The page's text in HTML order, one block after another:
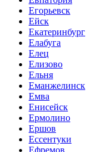
Егорьевск
Ейск
Екатеринбург
Елабуга
Елец
Елизово
Ельня
Еманжелинск
Емва
Енисейск
Ермолино
Ершов
Ессентуки
Ефремов